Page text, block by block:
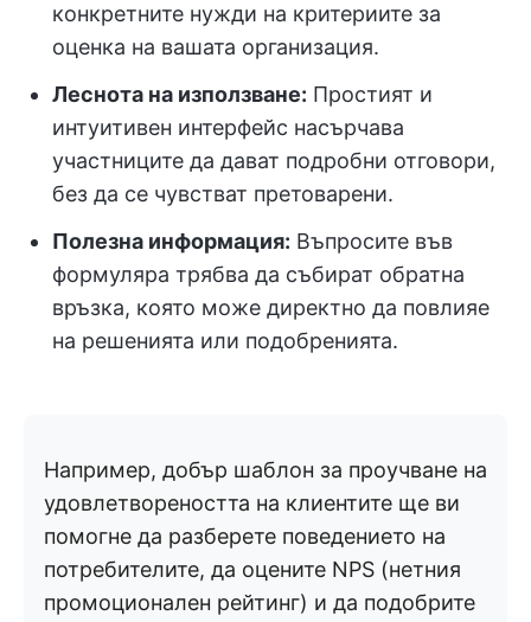
конкретните нужди на критериите за
оценка на вашата организация.
Леснота на използване: Простият и
интуитивен интерфейс насърчава
участниците да дават подробни отговори,
без да се чувстват претоварени.
Полезна информация: Въпросите във
формуляра трябва да събират обратна
връзка, която може директно да повлияе
на решенията или подобренията.
Например, добър шаблон за проучване на
удовлетвореността на клиентите ще ви
помогне да разберете поведението на
потребителите, да оцените NPS (нетния
промоционален рейтинг) и да подобрите